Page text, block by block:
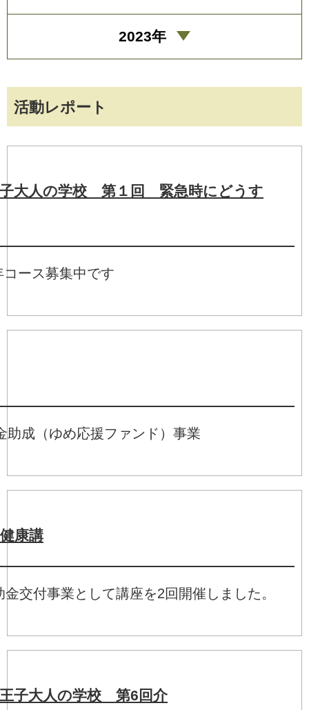
活動レポート
大人の学校 第１回 緊急時にどうす
コース募集中です
助成（ゆめ応援ファンド）事業
康講
交付事業として講座を2回開催しました。
子大人の学校 第6回介
2023年